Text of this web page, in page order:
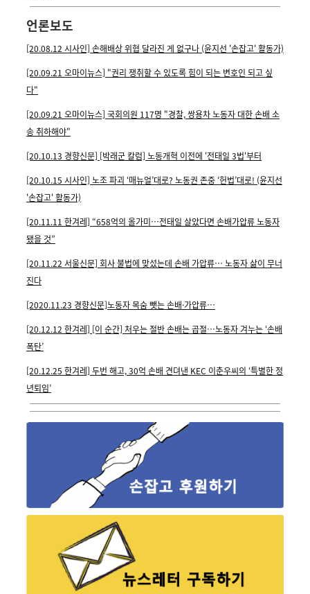
언론보도
[20.08.12 시사인] 손해배상 위협 달라진 게 없구나 (윤지선 '손잡고' 활동가)
[20.09.21 오마이뉴스] "권리 쟁취할 수 있도록 힘이 되는 변호인 되고 싶
다"
[20.09.21 오마이뉴스] 국회의원 117명 "경찰, 쌍용차 노동자 대한 손배 소
송 취하해야"
[20.10.13 경향신문] [박래군 칼럼] 노동개혁 이전에 '전태일 3법'부터
[20.10.15 시사인] 노조 파괴 ‘매뉴얼’대로? 노동권 존중 ‘헌법’대로! (윤지선
'손잡고' 활동가)
[20.11.11 한겨레] “658억의 올가미…전태일 살았다면 손배가압류 노동자
됐을 것”
[20.11.22 서울신문] 회사 불법에 맞섰는데 손배 가압류… 노동자 삶이 무너
진다
[2020.11.23 경향신문]노동자 목숨 뺏는 손배·가압류…
[20.12.12 한겨레] [이 순간] 처우는 절반 손배는 곱절…노동자 겨누는 ‘손배
폭탄’
[20.12.25 한겨레] 두번 해고, 30억 손배 견뎌낸 KEC 이춘우씨의 ‘특별한 정
년퇴임’